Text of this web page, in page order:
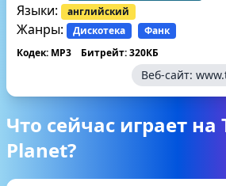
Языки: английский
Жанры: Дискотека
Фанк
Кодек: MP3
Битрейт: 320КБ
Веб-сайт:
Что сейчас играет на
Planet?